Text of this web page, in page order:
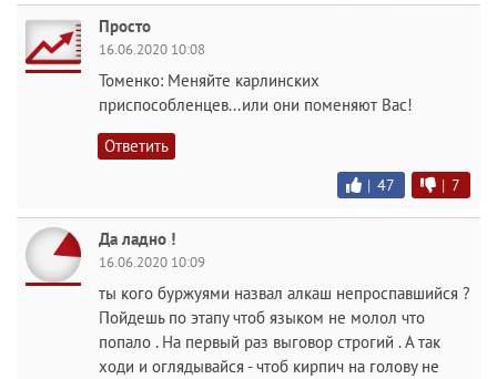
Просто
16.06.2020 10:08
Томенко: Меняйте карлинских
приспособленцев...или они поменяют Вас!
Ответить
| 47 | 7
Да ладно !
16.06.2020 10:09
ты кого буржуями назвал алкаш непроспавшийся ?
Пойдешь по этапу чтоб языком не молол что
попало . На первый раз выговор строгий . А так
ходи и оглядывайся - чтоб кирпич на голову не